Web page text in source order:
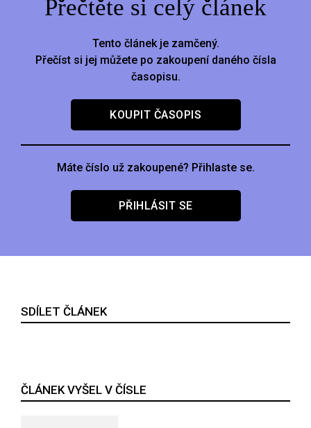
Přečtěte si celý článek
Tento článek je zamčený.
Přečíst si jej můžete po zakoupení daného čísla
časopisu.
KOUPIT ČASOPIS
Máte číslo už zakoupené? Přihlaste se.
PŘIHLÁSIT SE
SDÍLET ČLÁNEK
ČLÁNEK VYŠEL V ČÍSLE